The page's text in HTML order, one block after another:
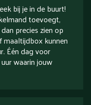
bij je in de buurt!
toevoegt,
precies zien op
kunnen
Één dag voor
waarin jouw